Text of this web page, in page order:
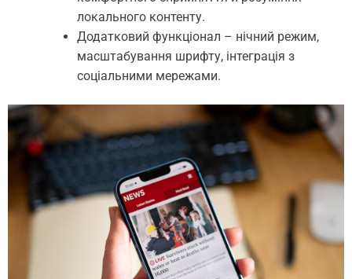
локального контенту.
Додатковий функціонал – нічний режим,
масштабування шрифту, інтеграція з
соціальними мережами.